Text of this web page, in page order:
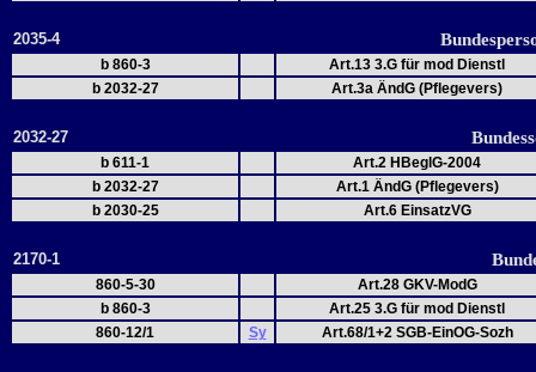
2035-4
b 860-3
Art.13 3.G für mod Dienstl
b 2032-27
Art.3a ÄndG (Pflegevers)
2032-27
b 611-1
Art.2 HBeglG-2004
b 2032-27
Art.1 ÄndG (Pflegevers)
b 2030-25
Art.6 EinsatzVG
2170-1
860-5-30
Art.28 GKV-ModG
b 860-3
Art.25 3.G für mod Dienstl
860-12/1
Sy Art.68/1+2 SGB-EinOG-Sozh